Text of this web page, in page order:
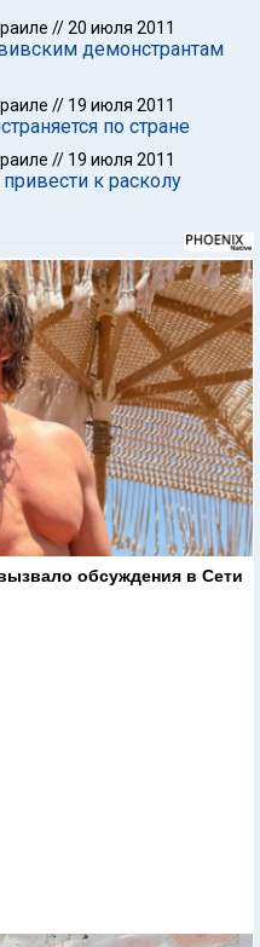
//20 июля 2011
демонстрантам
// 19 июля 2011
по стране
// 19 июля 2011
к расколу
обсуждения в Сети